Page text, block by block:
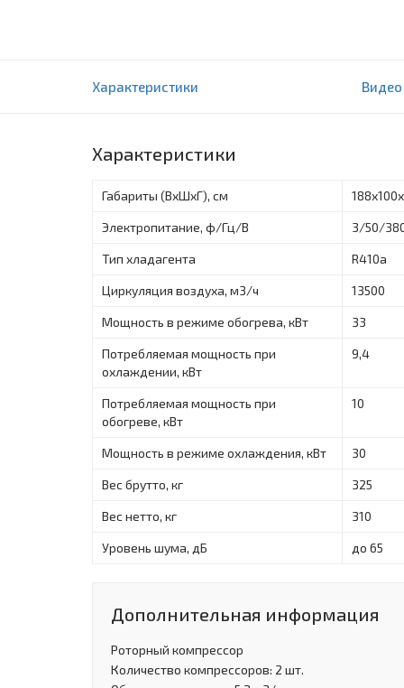
Характеристики Видео
Характеристики
Габариты (ВxШxГ), см
Электропитание, ф/Гц/В 3/50/
Тип хладагента R410a
Циркуляция воздуха, м3/ч 13500
Мощность в режиме обогрева, кВт 33
Потребляемая мощность при
охлаждении, кВт
9,4
Потребляемая мощность при
обогреве, кВт
10
Мощность в режиме охлаждения, кBт 30
Вес брутто, кг 325
Вес нетто, кг 310
Уровень шума, дБ до 65
Дополнительная информация
Роторный компрессор
Количество компрессоров: 2 шт.